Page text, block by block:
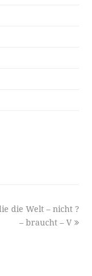
die Welt – nicht ?
– braucht – V